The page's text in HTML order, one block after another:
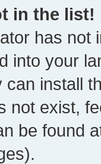
in the list!
has not
into your
can install
not exist,
be found